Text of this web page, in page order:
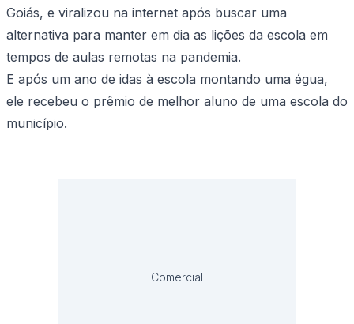
Goiás, e viralizou na internet após buscar uma
alternativa para manter em dia as lições da escola em
tempos de aulas remotas na pandemia.
E após um ano de idas à escola montando uma égua,
ele recebeu o prêmio de melhor aluno de uma escola do
município.
Comercial